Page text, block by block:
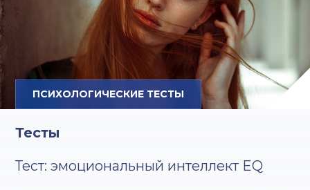
ПСИХОЛОГИЧЕСКИЕ ТЕСТЫ
Тесты
Тест: эмоциональный интеллект EQ